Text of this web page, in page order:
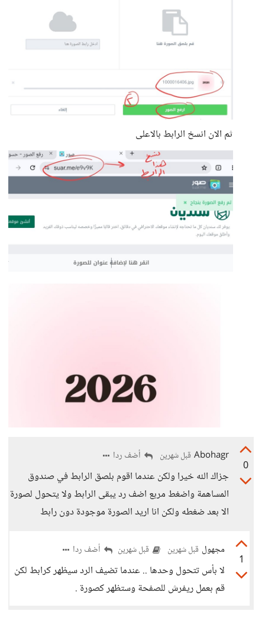
ثم الان انسخ الرابط بالاعلى
0
Abohagr قبل شهرين أضف ردا
جزاك الله خيرا ولكن عندما اقوم بلصق الرابط في صندوق
المساهمة واضغط مربع اضف رد يبقى الرابط ولا يتحول لصورة
الا بعد ضغطه ولكن انا اريد الصورة موجودة دون رابط
1
مجهول قبل شهرين قبل شهرين أضف ردا
لا بأس تتحول وحدها .. عندما تضيف الرد سيظهر كرابط لكن
قم بعمل ريفرش للصفحة وستظهر كصورة .